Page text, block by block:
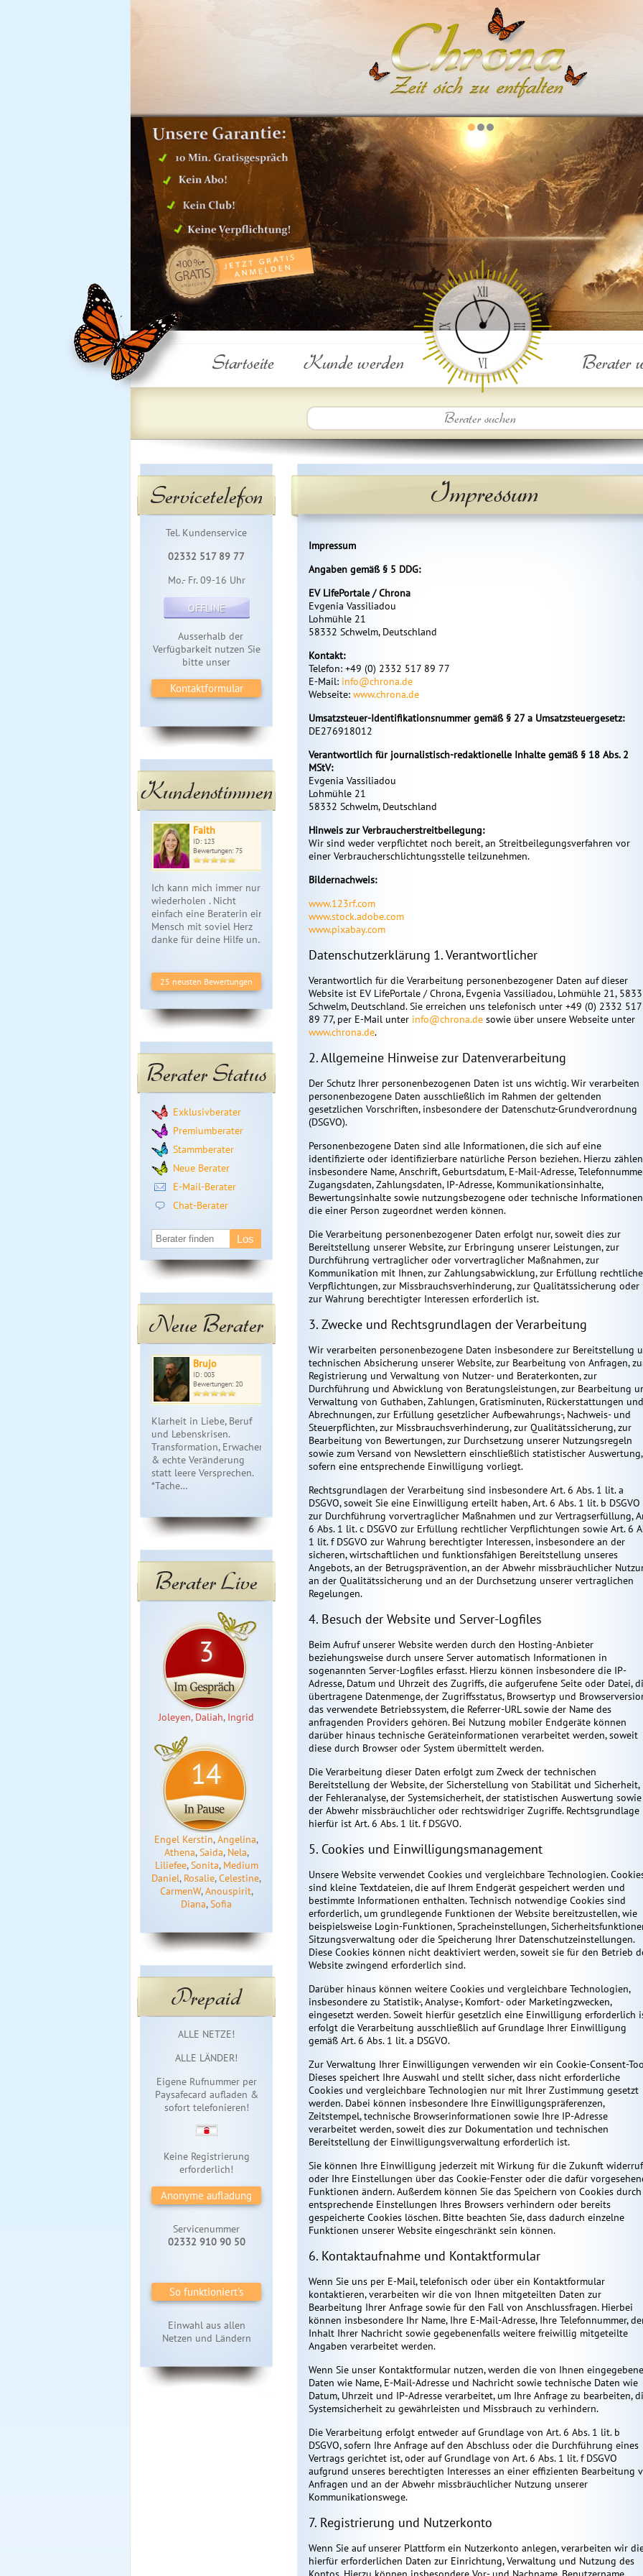
Startseite Kunde werden Berater
Servicetelefon
Tel. Kundenservice
02332 517 89 77
Mo.- Fr. 09-16 Uhr
OFFLINE
Ausserhalb der
Verfügbarkeit nutzen Sie
bitte unser
Kontaktformular
Kundenstimmen
Faith
ID: 123
Bewertungen: 75
Ich kann mich immer nur
wiederholen . Nicht
einfach eine Beraterin ein
Mensch mit soviel Herz
danke für deine Hilfe un…
25 neusten Bewertungen
Berater Status
Exklusivberater
Premiumberater
Stammberater
Neue Berater
E-Mail-Berater
Chat-Berater
Neue Berater
Brujo
ID: 003
Bewertungen: 20
Klarheit in Liebe, Beruf
und Lebenskrisen.
Transformation, Erwachen
& echte Veränderung
statt leere Versprechen.
*Tache…
Doris
ID: 026
Bewertungen: 14
Hellsichtige, fühlende und
lösungsorientierte
Beratung. Karten,-
Energie,- und Seelenlesen,
Situations,- und
Partneran…
Lucy
ID: 162
Bewertungen: 1
Klare Frage , klare
Antwort. Kartenmedium
mit Herz. Gern hole ich
dich ab und begleite dich
ein Stück auf deinem
Weg.
Salva
ID: 284
Bewertungen: 2
Hellsichtiges Kartenlegen
mit starken indianischen
Tarot Jenseits Kontakte
Tierkomunikation Kleine
weisse rituale
In
mich
Berater Live
3
Joleyen, Daliah, Ingrid
14
Engel Kerstin,Angelina,
Athena,Saida, Nela,
Liliefee,Sonita, Medium
Daniel, Rosalie,Celestine,
CarmenW,Anouspirit,
Diana,Sofia
Prepaid
Sofortzugang
ALLE NETZE!
ALLE LÄNDER!
Eigene Rufnummer per
Paysafecard aufladen &
sofort telefonieren!
Keine Registrierung
erforderlich!
Anonyme aufladung
Servicenummer
02332 910 90 50
So funktioniert's
Einwahl aus allen
Netzen und Ländern
Impressum
Impressum
Angaben gemäß § 5 DDG:
EV LifePortale / Chrona
Evgenia Vassiliadou
Lohmühle 21
58332 Schwelm, Deutschland
Kontakt:
Telefon: +49 (0) 2332 517 89 77
E-Mail: info@chrona.de
Webseite: www.chrona.de
Umsatzsteuer-Identifikationsnummer gemäß § 27 a Umsatzsteuergesetz:
DE276918012
Verantwortlich für journalistisch-redaktionelle Inhalte gemäß § 18 Abs. 2
MStV:
Evgenia Vassiliadou
Lohmühle 21
58332 Schwelm, Deutschland
Hinweis zur Verbraucherstreitbeilegung:
Wir sind weder verpflichtet noch bereit, an Streitbeilegungsverfahren vor
einer Verbraucherschlichtungsstelle teilzunehmen.
Bildernachweis:
www.123rf.com
www.stock.adobe.com
www.pixabay.com
Datenschutzerklärung 1. Verantwortlicher
Verantwortlich für die Verarbeitung personenbezogener Daten auf dieser
Website ist EV LifePortale / Chrona, Evgenia Vassiliadou, Lohmühle 21,
Schwelm, Deutschland. Sie erreichen uns telefonisch unter +49 (0) 2332 517
89 77, per E-Mail unter info@chrona.de sowie über unsere Webseite unter
www.chrona.de.
2. Allgemeine Hinweise zur Datenverarbeitung
Der Schutz Ihrer personenbezogenen Daten ist uns wichtig. Wir verarbeiten
personenbezogene Daten ausschließlich im Rahmen der geltenden
gesetzlichen Vorschriften, insbesondere der Datenschutz-Grundverordnung
(DSGVO).
Personenbezogene Daten sind alle Informationen, die sich auf eine
identifizierte oder identifizierbare natürliche Person beziehen. Hierzu zählen
insbesondere Name, Anschrift, Geburtsdatum, E-Mail-Adresse,
Zugangsdaten, Zahlungsdaten, IP-Adresse, Kommunikationsinhalte,
Bewertungsinhalte sowie nutzungsbezogene oder technische
die einer Person zugeordnet werden können.
Die Verarbeitung personenbezogener Daten erfolgt nur, soweit dies zur
Bereitstellung unserer Website, zur Erbringung unserer Leistungen, zur
Durchführung vertraglicher oder vorvertraglicher Maßnahmen, zur
Kommunikation mit Ihnen, zur Zahlungsabwicklung, zur Erfüllung
Verpflichtungen, zur Missbrauchsverhinderung, zur Qualitätssicherung oder
zur Wahrung berechtigter Interessen erforderlich ist.
3. Zwecke und Rechtsgrundlagen der Verarbeitung
Wir verarbeiten personenbezogene Daten insbesondere zur Bereitstellung
technischen Absicherung unserer Website, zur Bearbeitung von Anfragen,
Registrierung und Verwaltung von Nutzer- und Beraterkonten, zur
Durchführung und Abwicklung von Beratungsleistungen, zur Bearbeitung
Verwaltung von Guthaben, Zahlungen, Gratisminuten, Rückerstattungen und
Abrechnungen, zur Erfüllung gesetzlicher Aufbewahrungs-, Nachweis- und
Steuerpflichten, zur Missbrauchsverhinderung, zur Qualitätssicherung, zur
Bearbeitung von Bewertungen, zur Durchsetzung unserer Nutzungsregeln
sowie zum Versand von Newslettern einschließlich statistischer Auswertung,
sofern eine entsprechende Einwilligung vorliegt.
Rechtsgrundlagen der Verarbeitung sind insbesondere Art. 6 Abs. 1 lit. a
DSGVO, soweit Sie eine Einwilligung erteilt haben, Art. 6 Abs. 1 lit. b DSGVO
zur Durchführung vorvertraglicher Maßnahmen und zur Vertragserfüllung,
6 Abs. 1 lit. c DSGVO zur Erfüllung rechtlicher Verpflichtungen sowie Art. 6
1 lit. f DSGVO zur Wahrung berechtigter Interessen, insbesondere an der
sicheren, wirtschaftlichen und funktionsfähigen Bereitstellung unseres
Angebots, an der Betrugsprävention, an der Abwehr missbräuchlicher
an der Qualitätssicherung und an der Durchsetzung unserer vertraglichen
Regelungen.
4. Besuch der Website und Server-Logfiles
Beim Aufruf unserer Website werden durch den Hosting-Anbieter
beziehungsweise durch unsere Server automatisch Informationen in
sogenannten Server-Logfiles erfasst. Hierzu können insbesondere die IP-
Adresse, Datum und Uhrzeit des Zugriffs, die aufgerufene Seite oder Datei,
übertragene Datenmenge, der Zugriffsstatus, Browsertyp und
das verwendete Betriebssystem, die Referrer-URL sowie der Name des
anfragenden Providers gehören. Bei Nutzung mobiler Endgeräte können
darüber hinaus technische Geräteinformationen verarbeitet werden, soweit
diese durch Browser oder System übermittelt werden.
Die Verarbeitung dieser Daten erfolgt zum Zweck der technischen
Bereitstellung der Website, der Sicherstellung von Stabilität und Sicherheit,
der Fehleranalyse, der Systemsicherheit, der statistischen Auswertung sowie
der Abwehr missbräuchlicher oder rechtswidriger Zugriffe. Rechtsgrundlage
hierfür ist Art. 6 Abs. 1 lit. f DSGVO.
5. Cookies und Einwilligungsmanagement
Unsere Website verwendet Cookies und vergleichbare Technologien.
sind kleine Textdateien, die auf Ihrem Endgerät gespeichert werden und
bestimmte Informationen enthalten. Technisch notwendige Cookies sind
erforderlich, um grundlegende Funktionen der Website bereitzustellen, wie
beispielsweise Login-Funktionen, Spracheinstellungen,
Sitzungsverwaltung oder die Speicherung Ihrer Datenschutzeinstellungen.
Diese Cookies können nicht deaktiviert werden, soweit sie für den Betrieb
Website zwingend erforderlich sind.
Darüber hinaus können weitere Cookies und vergleichbare Technologien,
insbesondere zu Statistik-, Analyse-, Komfort- oder Marketingzwecken,
eingesetzt werden. Soweit hierfür gesetzlich eine Einwilligung erforderlich
erfolgt die Verarbeitung ausschließlich auf Grundlage Ihrer Einwilligung
gemäß Art. 6 Abs. 1 lit. a DSGVO.
Zur Verwaltung Ihrer Einwilligungen verwenden wir ein Cookie-Consent-
Dieses speichert Ihre Auswahl und stellt sicher, dass nicht erforderliche
Cookies und vergleichbare Technologien nur mit Ihrer Zustimmung gesetzt
werden. Dabei können insbesondere Ihre Einwilligungspräferenzen,
Zeitstempel, technische Browserinformationen sowie Ihre IP-Adresse
verarbeitet werden, soweit dies zur Dokumentation und technischen
Bereitstellung der Einwilligungsverwaltung erforderlich ist.
Sie können Ihre Einwilligung jederzeit mit Wirkung für die Zukunft
oder Ihre Einstellungen über das Cookie-Fenster oder die dafür
Funktionen ändern. Außerdem können Sie das Speichern von Cookies durch
entsprechende Einstellungen Ihres Browsers verhindern oder bereits
gespeicherte Cookies löschen. Bitte beachten Sie, dass dadurch einzelne
Funktionen unserer Website eingeschränkt sein können.
6. Kontaktaufnahme und Kontaktformular
Wenn Sie uns per E-Mail, telefonisch oder über ein Kontaktformular
kontaktieren, verarbeiten wir die von Ihnen mitgeteilten Daten zur
Bearbeitung Ihrer Anfrage sowie für den Fall von Anschlussfragen. Hierbei
können insbesondere Ihr Name, Ihre E-Mail-Adresse, Ihre Telefonnummer,
Inhalt Ihrer Nachricht sowie gegebenenfalls weitere freiwillig mitgeteilte
Angaben verarbeitet werden.
Wenn Sie unser Kontaktformular nutzen, werden die von Ihnen
Daten wie Name, E-Mail-Adresse und Nachricht sowie technische Daten wie
Datum, Uhrzeit und IP-Adresse verarbeitet, um Ihre Anfrage zu bearbeiten,
Systemsicherheit zu gewährleisten und Missbrauch zu verhindern.
Die Verarbeitung erfolgt entweder auf Grundlage von Art. 6 Abs. 1 lit. b
DSGVO, sofern Ihre Anfrage auf den Abschluss oder die Durchführung eines
Vertrags gerichtet ist, oder auf Grundlage von Art. 6 Abs. 1 lit. f DSGVO
aufgrund unseres berechtigten Interesses an einer effizienten Bearbeitung
Anfragen und an der Abwehr missbräuchlicher Nutzung unserer
Kommunikationswege.
7. Registrierung und Nutzerkonto
Wenn Sie auf unserer Plattform ein Nutzerkonto anlegen, verarbeiten wir
hierfür erforderlichen Daten zur Einrichtung, Verwaltung und Nutzung des